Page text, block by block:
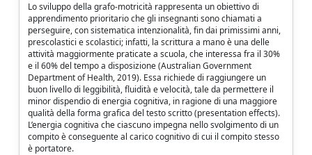
Lo sviluppo della grafo-motricità rappresenta un obiettivo di
apprendimento prioritario che gli insegnanti sono chiamati a
perseguire, con sistematica intenzionalità, fin dai primissimi anni,
prescolastici e scolastici; infatti, la scrittura a mano è una delle
attività maggiormente praticate a scuola, che interessa fra il 30%
e il 60% del tempo a disposizione (Australian Government
Department of Health, 2019). Essa richiede di raggiungere un
buon livello di leggibilità, fluidità e velocità, tale da permettere il
minor dispendio di energia cognitiva, in ragione di una maggiore
qualità della forma grafica del testo scritto (presentation effects).
L’energia cognitiva che ciascuno impegna nello svolgimento di un
compito è conseguente al carico cognitivo di cui il compito stesso
è portatore.